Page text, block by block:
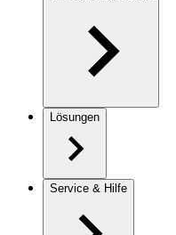
Lösungen
Service & Hilfe